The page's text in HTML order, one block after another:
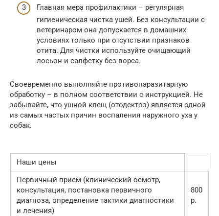
Главная мера профилактики – регулярная
гигиеническая чистка ушей. Без консультации с
ветеринаром она допускается в домашних
условиях только при отсутствии признаков
отита. Для чистки используйте очищающий
лосьон и салфетку без ворса.
Своевременно выполняйте противопаразитарную
обработку – в полном соответствии с инструкцией. Не
забывайте, что ушной клещ (отодектоз) является одной
из самых частых причин воспаления наружного уха у
собак.
Наши цены
Первичный прием (клинический осмотр,
консультация, постановка первичного
диагноза, определение тактики диагностики
и лечения)
800
р.